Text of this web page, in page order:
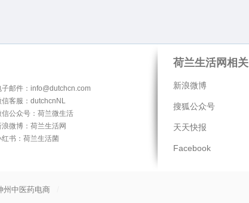
子邮件：info@dutchcn.com
信客服：dutchcnNL
信公众号：荷兰微生活
浪微博：荷兰生活网
红书：荷兰生活菌
荷兰生活网相关
新浪微博
搜狐公众号
天天快报
Facebook
州中医药电商